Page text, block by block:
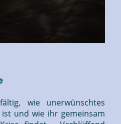
wie unerwünschtes
und wie ihr gemeinsam